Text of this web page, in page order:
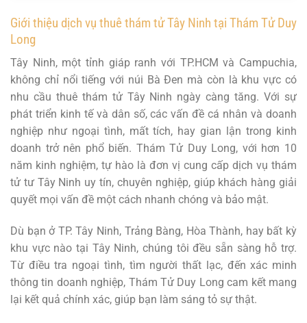
Giới thiệu dịch vụ thuê thám tử Tây Ninh tại Thám Tử Duy
Long
Tây Ninh, một tỉnh giáp ranh với TP.HCM và Campuchia,
không chỉ nổi tiếng với núi Bà Đen mà còn là khu vực có
nhu cầu thuê thám tử Tây Ninh ngày càng tăng. Với sự
phát triển kinh tế và dân số, các vấn đề cá nhân và doanh
nghiệp như ngoại tình, mất tích, hay gian lận trong kinh
doanh trở nên phổ biến. Thám Tử Duy Long, với hơn 10
năm kinh nghiệm, tự hào là đơn vị cung cấp dịch vụ thám
tử tư Tây Ninh uy tín, chuyên nghiệp, giúp khách hàng giải
quyết mọi vấn đề một cách nhanh chóng và bảo mật.
Dù bạn ở TP. Tây Ninh, Trảng Bàng, Hòa Thành, hay bất kỳ
khu vực nào tại Tây Ninh, chúng tôi đều sẵn sàng hỗ trợ.
Từ điều tra ngoại tình, tìm người thất lạc, đến xác minh
thông tin doanh nghiệp, Thám Tử Duy Long cam kết mang
lại kết quả chính xác, giúp bạn làm sáng tỏ sự thật.